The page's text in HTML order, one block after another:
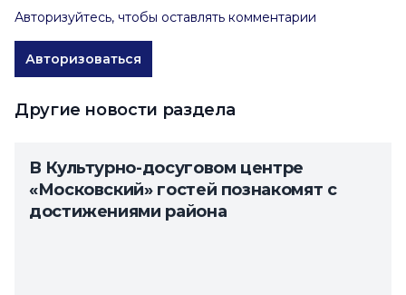
Авторизуйтесь, чтобы оставлять комментарии
Авторизоваться
Другие новости раздела
В Культурно-досуговом центре
«Московский» гостей познакомят с
достижениями района